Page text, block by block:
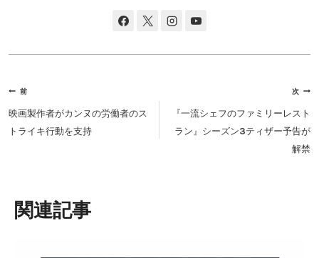
投
稿
ナ
シ
ョ
前
映画製作者がカンヌの労働者のス
トライキ行動を支持
次
『一流シェフのファミリーレスト
ラン』シーズン3ティザー予告が
解禁
類似投稿